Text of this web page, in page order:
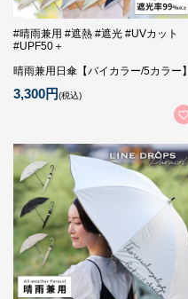
#晴雨兼用 #遮熱 #遮光 #UVカット
#UPF50＋
晴雨兼用日傘【バイカラー/5カラー】
3,300円(税込)